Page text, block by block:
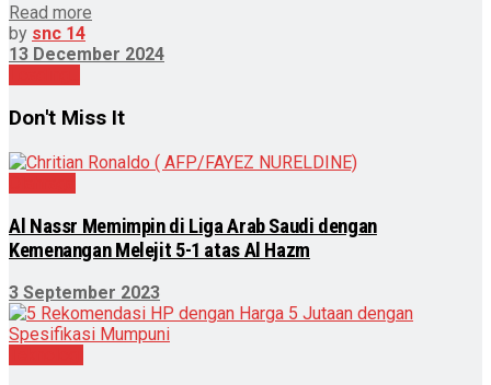
Read more
by snc 14
13 December 2024
Don't Miss It
Al Nassr Memimpin di Liga Arab Saudi dengan
Kemenangan Melejit 5-1 atas Al Hazm
3 September 2023